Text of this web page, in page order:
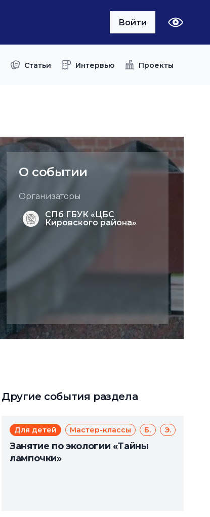
Войти
Статьи Интервью Проекты
О событии
Организаторы
СПб ГБУК «ЦБС
Кировского района»
Другие события раздела
Для детей Мастер-классы Бесплатно Экология
Занятие по экологии «Тайны
лампочки»